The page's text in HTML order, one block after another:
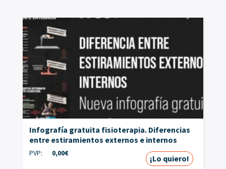
Infografía gratuita fisioterapia. Diferencias
entre estiramientos externos e internos
PVP: 0,00€
¡Lo quiero!